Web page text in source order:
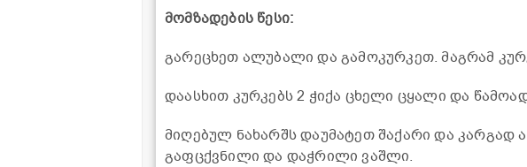
მომზადების წესი:
გარეცხეთ ალუბალი და გამოკურკეთ. მაგრამ
დაასხით კურკებს 2 ჭიქა ცხელი ცყალი და
მიღებულ ნახარშს დაუმატეთ შაქარი და კარგად
გაფცქვნილი და დაჭრილი ვაშლი.